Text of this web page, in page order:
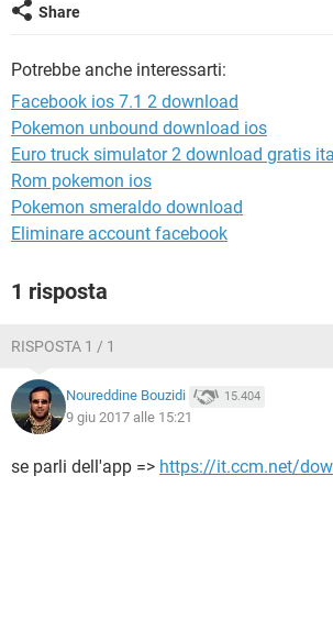
INSTAGRAM
INSTAGRAM
TIKTOK
Share
Potrebbe anche interessarti:
Facebook ios 7.1 2 download
Pokemon unbound download ios
Euro truck simulator 2 download gratis
Rom pokemon ios
Pokemon smeraldo download
Eliminare account facebook
1 risposta
RISPOSTA 1 / 1
Noureddine Bouzidi 15.404
9 giu 2017 alle 15:21
se parli dell'app => https://it.ccm.net/